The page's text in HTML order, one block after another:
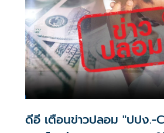
ดีอี เตือนข่าวปลอม "ปปง.-